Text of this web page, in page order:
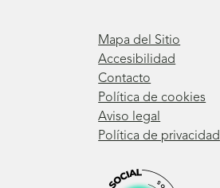
Mapa del Sitio
Accesibilidad
Contacto
Política de cookies
Aviso legal
Política de privacidad